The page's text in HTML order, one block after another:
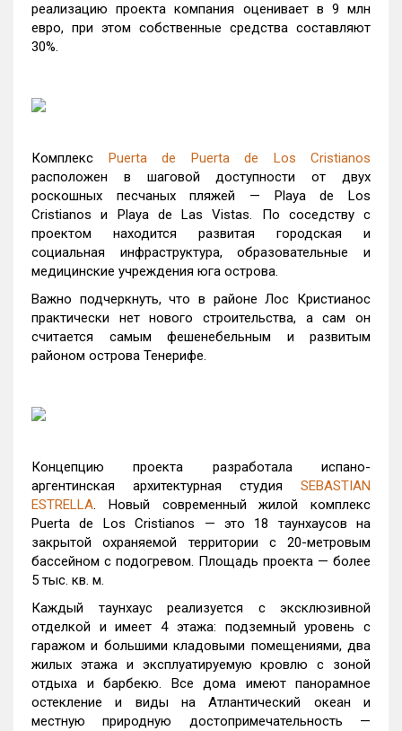
реализацию проекта компания оценивает в 9 млн
евро, при этом собственные средства составляют
30%.
Комплекс Puerta de Puerta de Los Cristianos
расположен в шаговой доступности от двух
роскошных песчаных пляжей — Playa de Los
Cristianos и Playa de Las Vistas. По соседству с
проектом находится развитая городская и
социальная инфраструктура, образовательные и
медицинские учреждения юга острова.
Важно подчеркнуть, что в районе Лос Кристианос
практически нет нового строительства, а сам он
считается самым фешенебельным и развитым
районом острова Тенерифе.
Концепцию проекта разработала испано-
аргентинская архитектурная студия SEBASTIAN
ESTRELLA. Новый современный жилой комплекс
Puerta de Los Cristianos — это 18 таунхаусов на
закрытой охраняемой территории с 20-метровым
бассейном с подогревом. Площадь проекта — более
5 тыс. кв. м.
Каждый таунхаус реализуется с эксклюзивной
отделкой и имеет 4 этажа: подземный уровень с
гаражом и большими кладовыми помещениями, два
жилых этажа и эксплуатируемую кровлю с зоной
отдыха и барбекю. Все дома имеют панорамное
остекление и виды на Атлантический океан и
местную природную достопримечательность —